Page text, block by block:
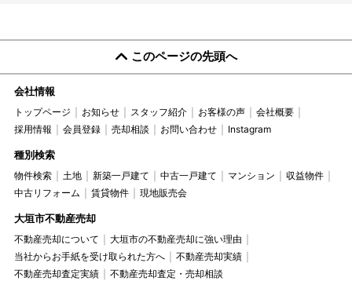
このページの先頭へ
会社情報
トップページ お知らせ スタッフ紹介 お客様の声
会社概要
採用情報
会員登録 売却相談 お問い合わせ Instagram
種別検索
物件検索 土地 新築一戸建て 中古一戸建て マンション
収益物件
中古リフォーム
賃貸物件 現地販売会
大垣市不動産売却
不動産売却について
大垣市の不動産売却に強い理由
当社からお手紙を受け取られた方へ
不動産売却実績
不動産売却査定実績
不動産売却査定・売却相談